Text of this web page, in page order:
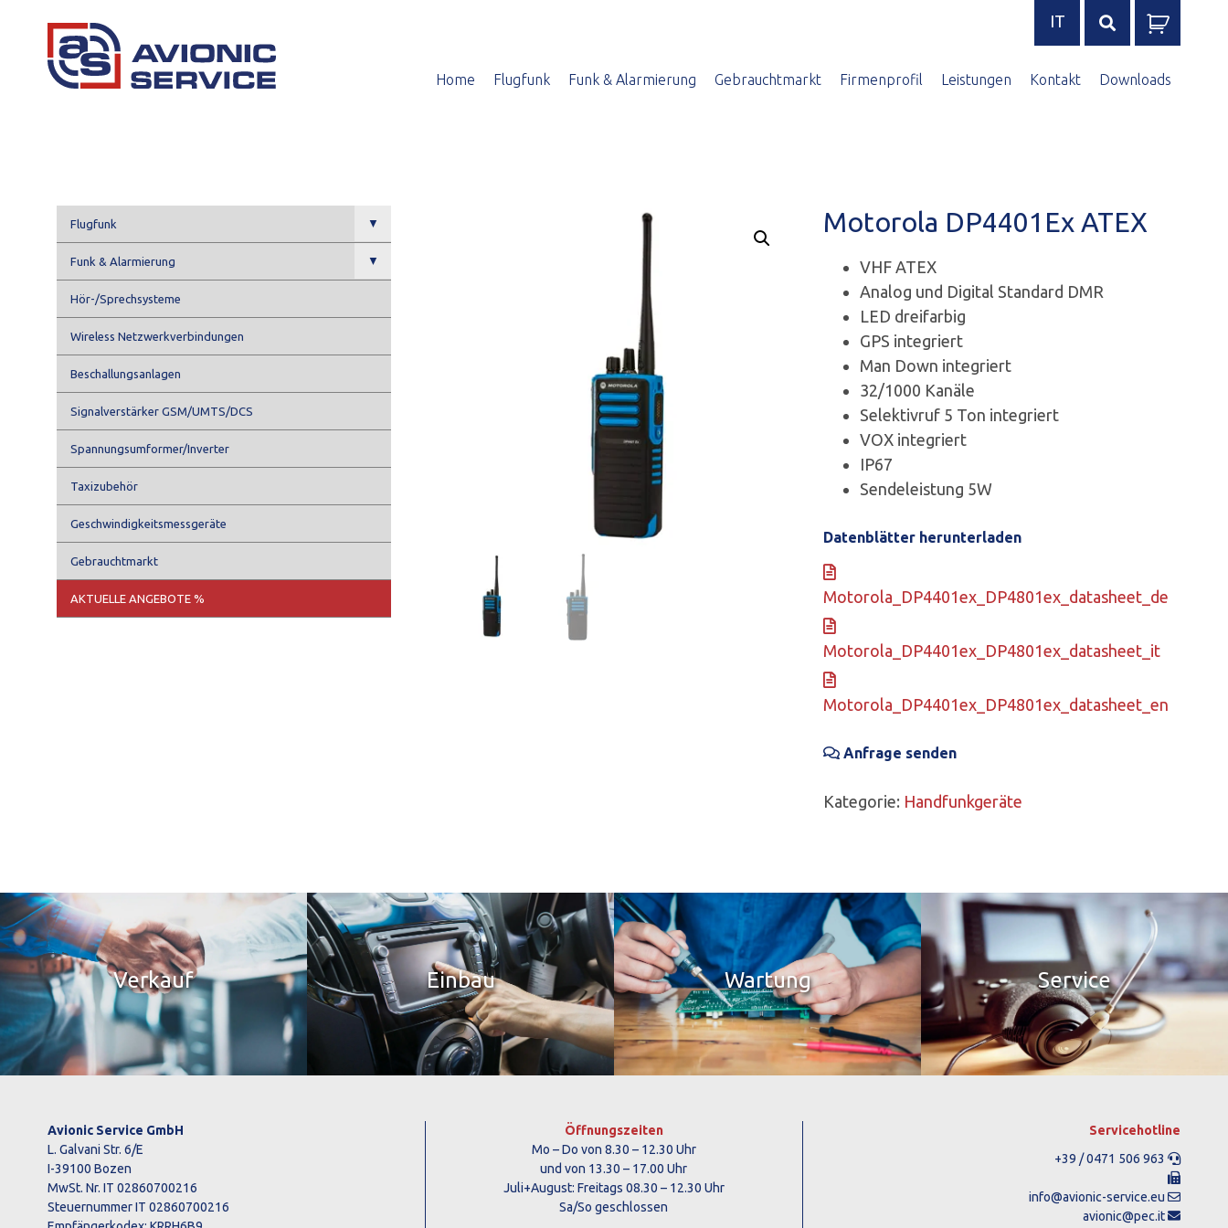
Home Flugfunk Funk & Alarmierung Gebrauchtmarkt Firmenprofil Leistungen Kontakt Downloads
IT
Search
for:
Flugfunk ▼
Funk & Alarmierung ▼
Hör-/Sprechsysteme
Wireless Netzwerkverbindungen
Beschallungsanlagen
Signalverstärker GSM/UMTS/DCS
Spannungsumformer/Inverter
Taxizubehör
Geschwindigkeitsmessgeräte
Gebrauchtmarkt
AKTUELLE ANGEBOTE %
Motorola DP4401Ex ATEX
VHF ATEX
Analog und Digital Standard DMR
LED dreifarbig
GPS integriert
Man Down integriert
32/1000 Kanäle
Selektivruf 5 Ton integriert
VOX integriert
IP67
Sendeleistung 5W
Datenblätter herunterladen
Motorola_DP4401ex_DP4801ex_datasheet_de
Motorola_DP4401ex_DP4801ex_datasheet_it
Motorola_DP4401ex_DP4801ex_datasheet_en
Anfrage senden
Kategorie: Handfunkgeräte
Verkauf Einbau Wartung Service
Avionic Service GmbH
L. Galvani Str. 6/E
I-39100 Bozen
MwSt. Nr. IT 02860700216
Steuernummer IT 02860700216
Öffnungszeiten
Mo – Do von 8.30 – 12.30 Uhr
und von 13.30 – 17.00 Uhr
Juli+August: Freitags 08.30 – 12.30 Uhr
Sa/So geschlossen
Servicehotline
+39 / 0471 506 963
info@avionic-service.eu
avionic@pec.it